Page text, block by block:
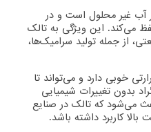
آب غیر محلول است و در
می‌کند. این ویژگی به تالک
از جمله تولید سرامیک‌ها،
خوبی دارد و می‌تواند تا
سانتی‌گراد بدون تغییرات شیمیایی
می‌شود که تالک در صنایع
کاربرد داشته باشد.